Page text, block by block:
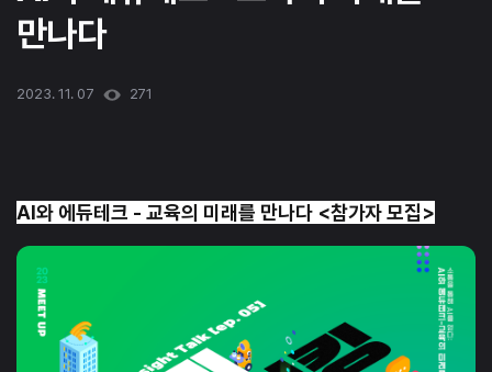
만나다
2023. 11. 07 271
AI와 에듀테크 - 교육의 미래를 만나다 <참가자 모집>